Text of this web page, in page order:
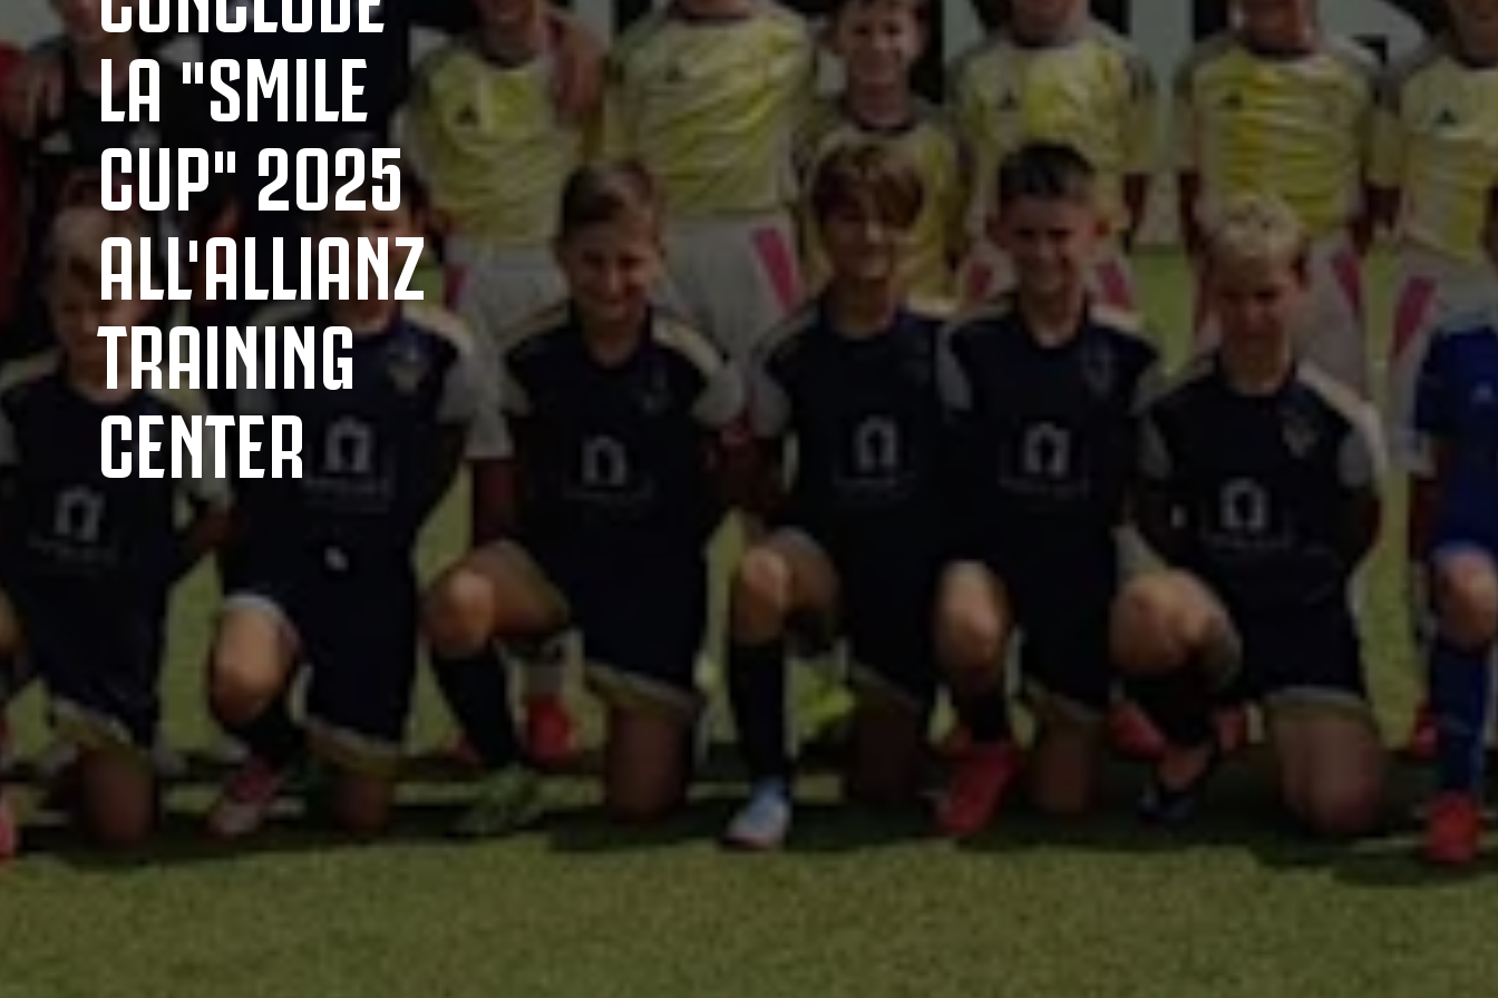
LA "SMILE
CUP" 2025
ALL'ALLIANZ
TRAINING
CENTER